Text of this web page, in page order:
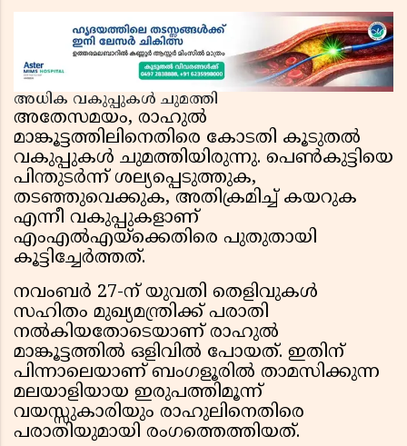
അധിക വകുപ്പുകൾ ചുമത്തി
അതേസമയം, രാഹുൽ
മാങ്കൂട്ടത്തിലിനെതിരെ കോടതി കൂടുതൽ
വകുപ്പുകൾ ചുമത്തിയിരുന്നു. പെൺകുട്ടിയെ
പിന്തുടർന്ന് ശല്യപ്പെടുത്തുക,
തടഞ്ഞുവെക്കുക, അതിക്രമിച്ച് കയറുക
എന്നീ വകുപ്പുകളാണ്
എംഎൽഎയ്‌ക്കെതിരെ പുതുതായി
കൂട്ടിച്ചേർത്തത്.
നവംബർ 27-ന് യുവതി തെളിവുകൾ
സഹിതം മുഖ്യമന്ത്രിക്ക് പരാതി
നൽകിയതോടെയാണ് രാഹുൽ
മാങ്കൂട്ടത്തിൽ ഒളിവിൽ പോയത്. ഇതിന്
പിന്നാലെയാണ് ബംഗളൂരിൽ താമസിക്കുന്ന
മലയാളിയായ ഇരുപത്തിമൂന്ന്
വയസ്സുകാരിയും രാഹുലിനെതിരെ
പരാതിയുമായി രംഗത്തെത്തിയത്.